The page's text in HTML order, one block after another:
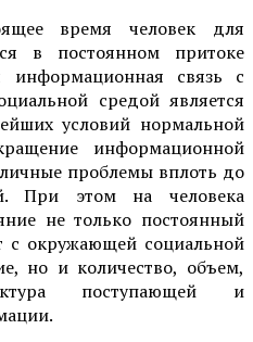
время человек для
в постоянном притоке
информационная связь с
средой является
условий нормальной
информационной
проблемы вплоть до
При этом на человека
не только постоянный
с окружающей социальной
но и количество, объем,
поступающей и